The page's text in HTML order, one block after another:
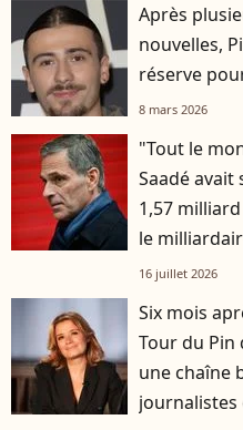
Après
nouvelles,
réserve
8 mars 2026
"Tout le
Saadé avait
1,57
le
groupe
16 juillet 2026
Six mois
Tour du Pin
une chaîne
journalistes